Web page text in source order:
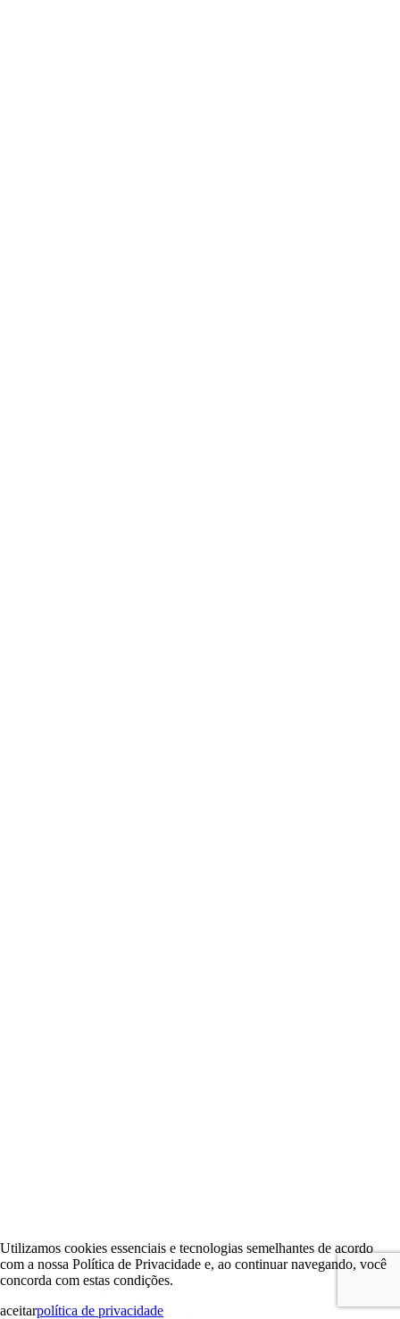
Utilizamos cookies essenciais e tecnologias semelhantes de acordo
com a nossa Política de Privacidade e, ao continuar navegando, você
concorda com estas condições.
aceitarpolítica de privacidade